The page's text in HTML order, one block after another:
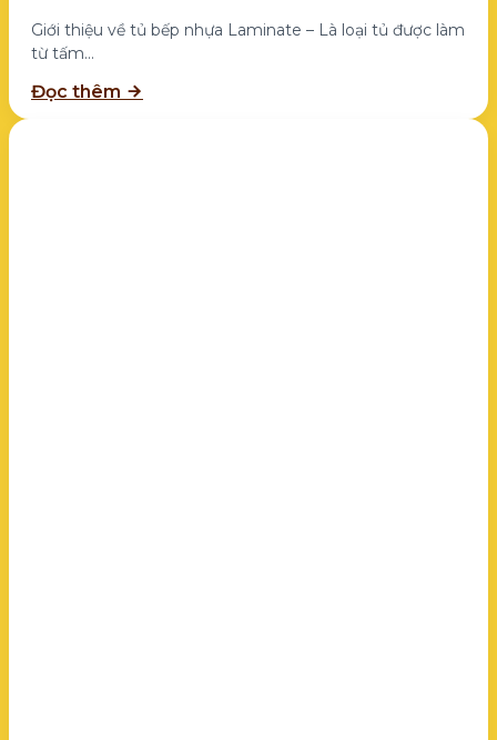
Giới thiệu về tủ bếp nhựa Laminate – Là loại tủ được làm
từ tấm...
Đọc thêm